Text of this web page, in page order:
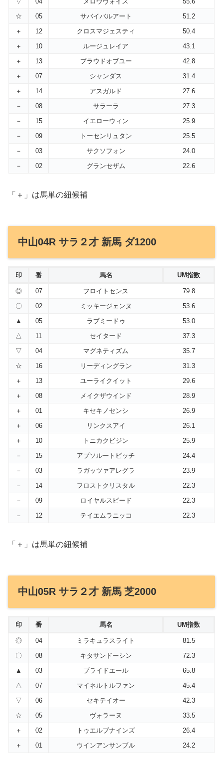
☆
05 サバイバルアート
51.2
＋
12 クロスマジェスティ
50.4
＋
10 ルージュレイア
43.1
＋
13 プラウドオブユー
42.8
＋
07 シャンダス
31.4
＋
14 アスガルド
27.6
－
08 サラーラ
27.3
－
15 イエローウィン
25.9
－
09 トーセンリュタン
25.5
－
03 サクソフォン
24.0
－
02 グランセザム 22.6
「＋」は馬単の紐候補
中山04R サラ２才 新馬 ダ1200
印 番 馬名 UM指数
◎ 07 フロイトセンス
79.8
〇
02 ミッキージェンヌ
53.6
▲
05 ラブミードゥ
53.0
△
11 セイタード
37.3
▽
04 マグネティズム
35.7
☆
16 リーディングラン
31.3
＋
13 ユーライクイット
29.6
＋
08 メイクザウインド
28.9
＋
01 キセキノセンシ
26.9
＋
06 リンクスアイ
26.1
＋
10 トニカクビジン
25.9
－
15 アブソルートピッチ
24.4
－
03 ラガッツァアレグラ
23.9
－
14 フロストクリスタル
22.3
－
09 ロイヤルスピード
22.3
－
12 テイエムラニッコ 22.3
「＋」は馬単の紐候補
中山05R サラ２才 新馬 芝2000
印 番 馬名 UM指数
◎ 04 ミラキュラスライト
81.5
〇
08 キタサンドーシン
72.3
▲
03 ブライドエール
65.8
△
07 マイネルトルファン
45.4
▽
06 セキテイオー
42.3
☆
05 ヴォラーヌ
33.5
＋
02 トゥエルブナインズ
26.4
＋
01 ウインアンサンブル 24.2